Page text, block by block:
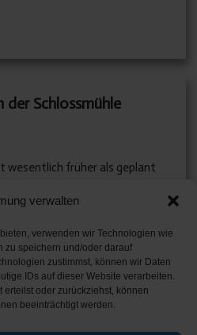
verwalten
verwenden wir Technologien wie
zu speichern und/oder darauf
zustimmst, können wir Daten
IDs auf dieser Website verarbeiten.
oder zurückziehst, können
beeinträchtigt werden.
der Schlossmühle
wesentlich früher als geplant